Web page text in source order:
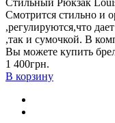
Смотрится стильно и
,регулируются,что
,так и сумочкой. В
Вы можете купить
1 400грн.
В корзину